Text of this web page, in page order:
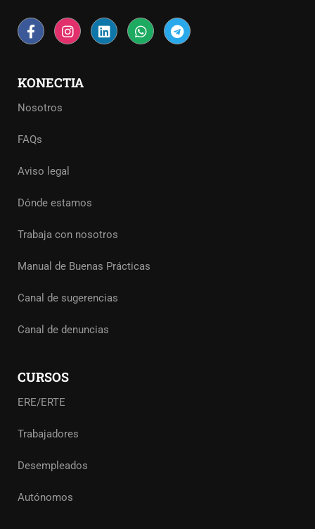
KONECTIA
Nosotros
FAQs
Aviso legal
Dónde estamos
Trabaja con nosotros
Manual de Buenas Prácticas
Canal de sugerencias
Canal de denuncias
CURSOS
ERE/ERTE
Trabajadores
Desempleados
Autónomos